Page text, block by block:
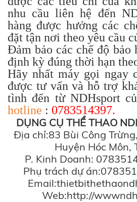
nhu cầu liên hệ đến
hàng được hưởng các
đặt tận nơi theo yêu cầu
Đảm bảo các chế độ bảo
định kỳ đúng thời hạn
Hãy nhất máy gọi ngay
được tư vấn và hỗ trợ
tình đến từ NDHsport
hotline : 0783514397.
DỤNG CỤ THỂ THAO
Địa chỉ:83 Bùi Công
Huyện Hóc Môn,
P. Kinh Doanh:
Phụ trách dự
Web:http://